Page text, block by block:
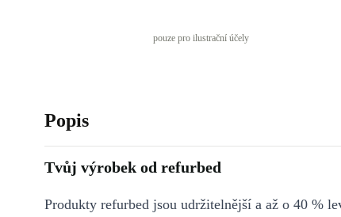
pouze pro ilustrační účely
Popis
Tvůj výrobek od refurbed
Produkty refurbed jsou udržitelnější a až o 40 %